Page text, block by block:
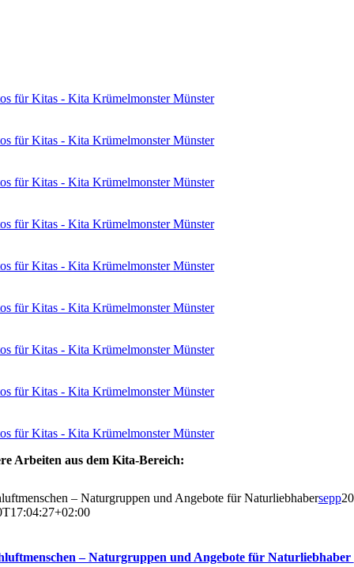
Arbei­ten aus dem Kita-Bereich:
– Natur­grup­pen und Ange­bo­te für Natur­lieb­ha­bersepp
– Natur­grup­pen und Ange­bo­te für Naturliebhaber